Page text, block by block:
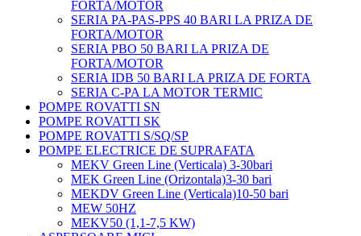
FORTA/MOTOR
SERIA PA-PAS-PPS 40 BARI LA PRIZA DE
FORTA/MOTOR
SERIA PBO 50 BARI LA PRIZA DE
FORTA/MOTOR
SERIA IDB 50 BARI LA PRIZA DE FORTA
SERIA C-PA LA MOTOR TERMIC
POMPE ROVATTI SN
POMPE ROVATTI SK
POMPE ROVATTI S/SQ/SP
POMPE ELECTRICE DE SUPRAFATA
MEKV Green Line (Verticala) 3-30bari
MEK Green Line (Orizontala)3-30 bari
MEKDV Green Line (Verticala)10-50 bari
MEW 50HZ
MEKV50 (1,1-7,5 KW)